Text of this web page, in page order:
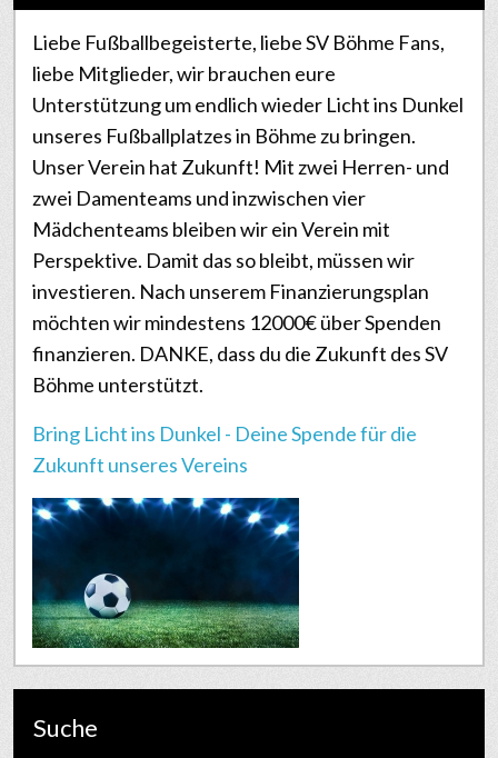
Liebe Fußballbegeisterte, liebe SV Böhme Fans,
liebe Mitglieder, wir brauchen eure
Unterstützung um endlich wieder Licht ins Dunkel
unseres Fußballplatzes in Böhme zu bringen.
Unser Verein hat Zukunft! Mit zwei Herren- und
zwei Damenteams und inzwischen vier
Mädchenteams bleiben wir ein Verein mit
Perspektive. Damit das so bleibt, müssen wir
investieren. Nach unserem Finanzierungsplan
möchten wir mindestens 12000€ über Spenden
finanzieren. DANKE, dass du die Zukunft des SV
Böhme unterstützt.
Bring Licht ins Dunkel - Deine Spende für die
Zukunft unseres Vereins
Suche